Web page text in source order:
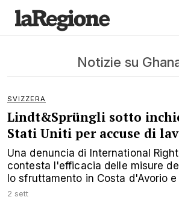
Notizie su
SVIZZERA
Lindt&Sprüngli sotto
Stati Uniti per accuse di
Una denuncia di International
contesta l'efficacia delle misure
lo sfruttamento in Costa d'Avorio e
2 sett